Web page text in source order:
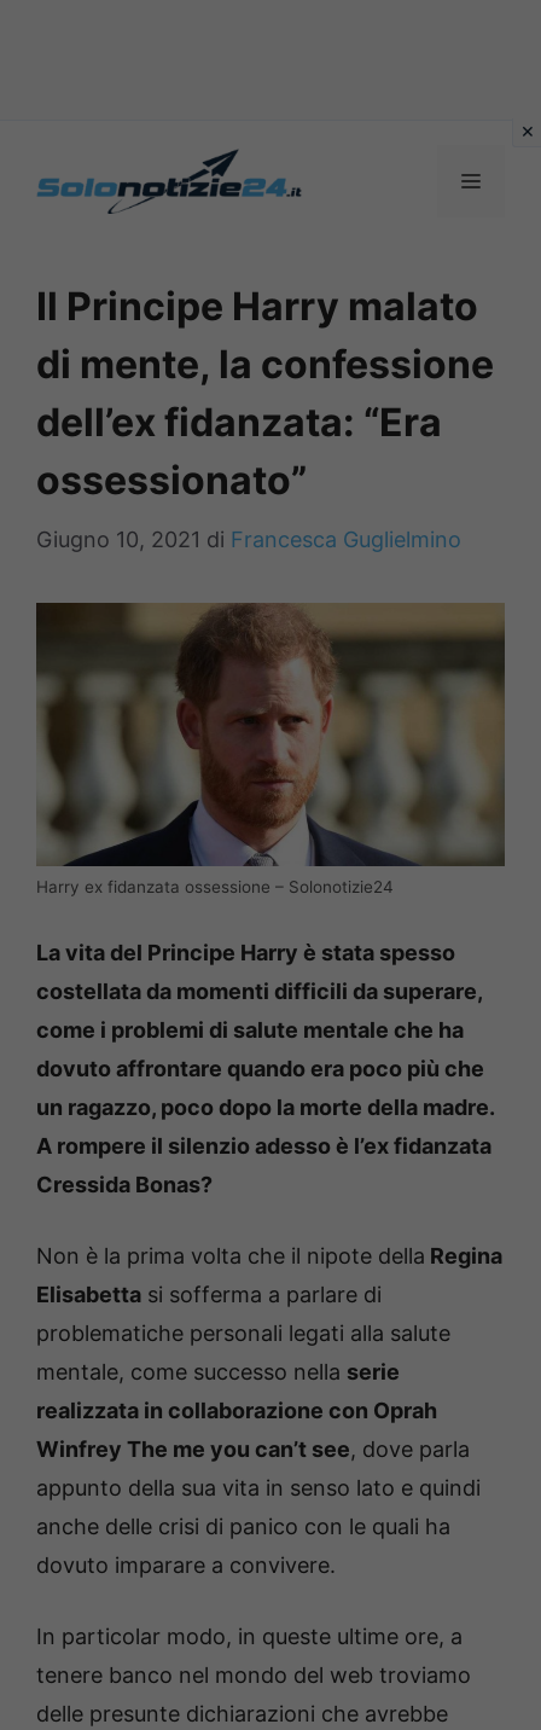
MENU
Il Principe Harry malato
di mente, la confessione
dell’ex fidanzata: “Era
ossessionato”
Giugno 10, 2021 di Francesca Guglielmino
Harry ex fidanzata ossessione – Solonotizie24
La vita del Principe Harry è stata spesso
costellata da momenti difficili da superare,
come i problemi di salute mentale che ha
dovuto affrontare quando era poco più che
un ragazzo, poco dopo la morte della madre.
A rompere il silenzio adesso è l’ex fidanzata
Cressida Bonas?
Non è la prima volta che il nipote della Regina
Elisabetta si sofferma a parlare di
problematiche personali legati alla salute
mentale, come successo nella serie
realizzata in collaborazione con Oprah
Winfrey The me you can’t see, dove parla
appunto della sua vita in senso lato e quindi
anche delle crisi di panico con le quali ha
dovuto imparare a convivere.
In particolar modo, in queste ultime ore, a
tenere banco nel mondo del web troviamo
delle presunte dichiarazioni che avrebbe